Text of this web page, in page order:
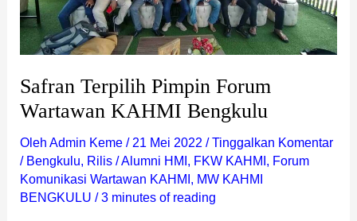
Safran Terpilih Pimpin Forum
Wartawan KAHMI Bengkulu
Oleh Admin Keme / 21 Mei 2022 /Tinggalkan Komentar
/ Bengkulu, Rilis/Alumni HMI , FKW KAHMI , Forum
Komunikasi Wartawan KAHMI , MW KAHMI
BENGKULU /3 minutes of reading
Bengkulu